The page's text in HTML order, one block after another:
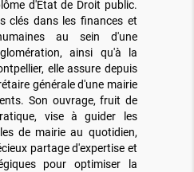
d'État de Droit public.
clés dans les finances et
au sein d'une
ainsi qu'à la
elle assure depuis
générale d'une mairie
Son ouvrage, fruit de
vise à guider les
de mairie au quotidien,
partage d'expertise et
pour optimiser la